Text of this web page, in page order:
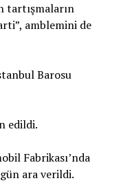
tartışmaların
amblemini de
Barosu
edildi.
Fabrikası’nda
ara verildi.